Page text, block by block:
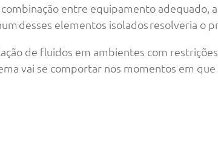
entre equipamento adequado,
desses elementos isolados resolveria o
de fluidos em ambientes com
vai se comportar nos momentos em